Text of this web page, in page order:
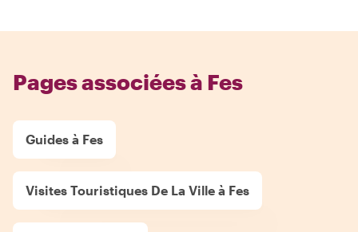
Pages associées à Fes
Guides à Fes
Visites Touristiques De La Ville à Fes